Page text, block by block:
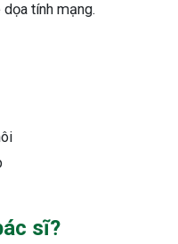
tính mạng.
sĩ?